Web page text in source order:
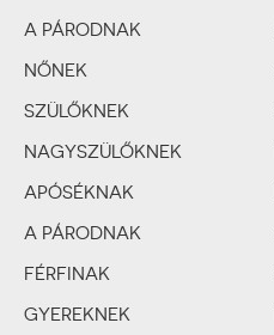
A PÁRODNAK
NŐNEK
SZÜLŐKNEK
NAGYSZÜLŐKNEK
APÓSÉKNAK
A PÁRODNAK
FÉRFINAK
GYEREKNEK